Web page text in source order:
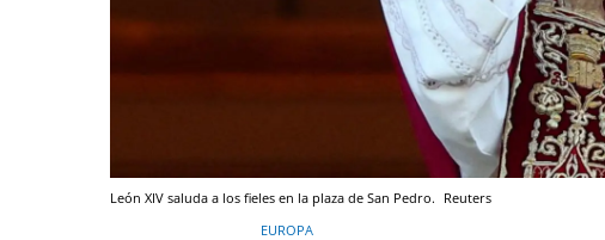
León XIV saluda a los fieles en la plaza de San Pedro. Reuters
EUROPA